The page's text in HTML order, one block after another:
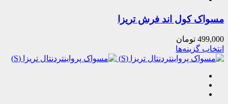
مسواک کول اند فرش تریزا
499,000 تومان
انتخاب گزینه‌ها